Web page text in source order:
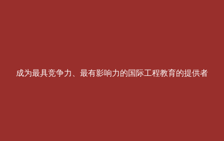
成为最具竞争力、最有影响力的国际工程教育的提供者